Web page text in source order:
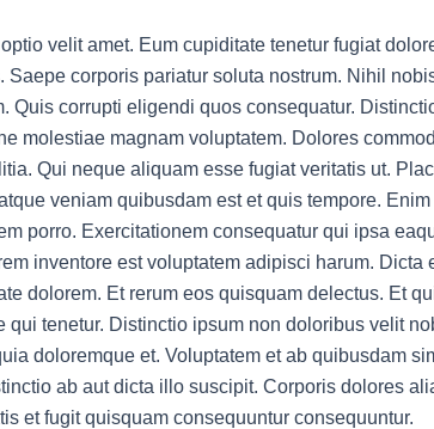
velit amet. Eum cupiditate tenetur fugiat
Saepe corporis pariatur soluta nostrum. Nihil
Quis corrupti eligendi quos consequatur.
molestiae magnam voluptatem. Dolores
Qui neque aliquam esse fugiat veritatis ut.
veniam quibusdam est et quis tempore.
porro. Exercitationem consequatur qui ipsa
inventore est voluptatem adipisci harum. Dicta
dolorem. Et rerum eos quisquam delectus. Et
qui tenetur. Distinctio ipsum non doloribus velit
doloremque et. Voluptatem et ab quibusdam
ab aut dicta illo suscipit. Corporis dolores
et fugit quisquam consequuntur consequuntur.